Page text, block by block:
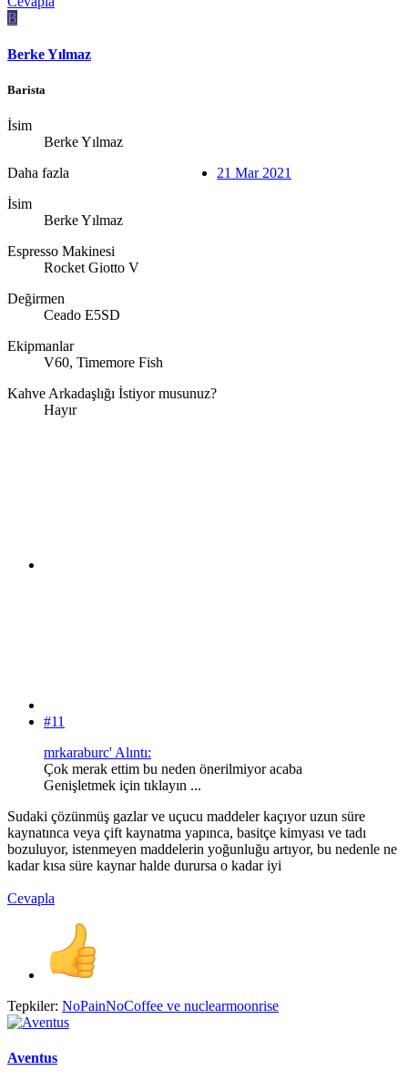
B
Berke Yılmaz
Barista
İsim
Berke Yılmaz
Daha fazla
İsim
Berke Yılmaz
Espresso Makinesi
Rocket Giotto V
Değirmen
Ceado E5SD
Ekipmanlar
V60, Timemore Fish
Kahve Arkadaşlığı İstiyor musunuz?
Hayır
21 Mar 2021
#11
mrkaraburc' Alıntı:
Çok merak ettim bu neden önerilmiyor acaba
Genişletmek için tıklayın ...
Sudaki çözünmüş gazlar ve uçucu maddeler kaçıyor uzun süre
kaynatınca veya çift kaynatma yapınca, basitçe kimyası ve tadı
bozuluyor, istenmeyen maddelerin yoğunluğu artıyor, bu nedenle ne
kadar kısa süre kaynar halde durursa o kadar iyi
Cevapla
Tepkiler: NoPainNoCoffee ve nuclearmoonrise
Aventus